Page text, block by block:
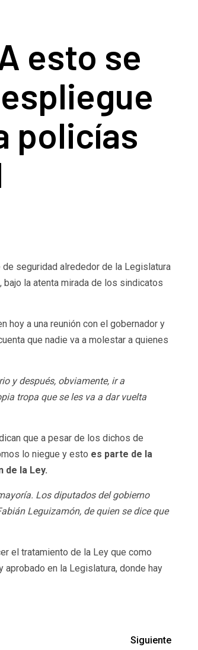
esto se
policías
seguridad alrededor de la Legislatura
la atenta mirada de los sindicatos
hoy a una reunión con el gobernador y
que nadie va a molestar a quienes
y después, obviamente, ir a
tropa que se les va a dar vuelta
que a pesar de los dichos de
lo niegue y esto es parte de la
de la Ley.
Los diputados del gobierno
Leguizamón, de quien se dice que
el tratamiento de la Ley que como
en la Legislatura, donde hay
Siguiente